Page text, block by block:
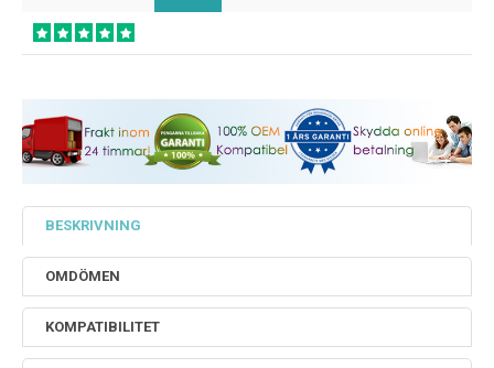
BESKRIVNING
OMDÖMEN
KOMPATIBILITET